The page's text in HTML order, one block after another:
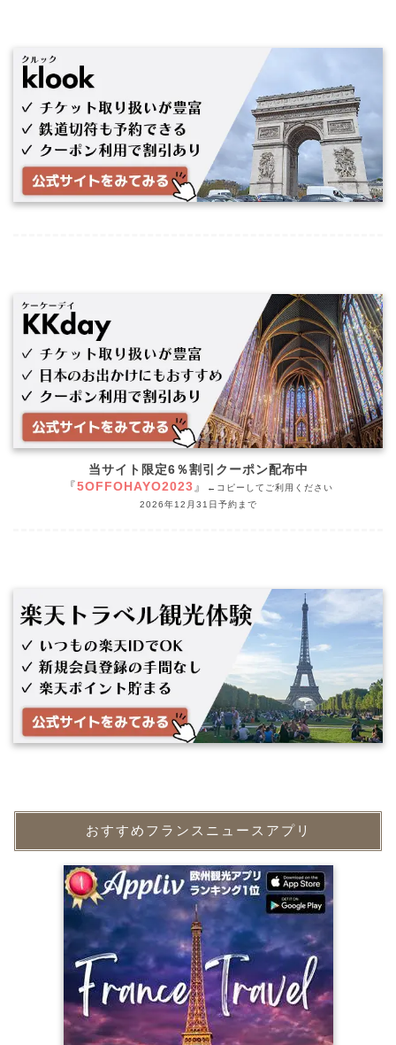
当サイト限定6％割引クーポン配布中
『5OFFOHAYO2023 』
←コピーしてご利用ください
2026年12月31日予約まで
おすすめフランスニュースアプリ